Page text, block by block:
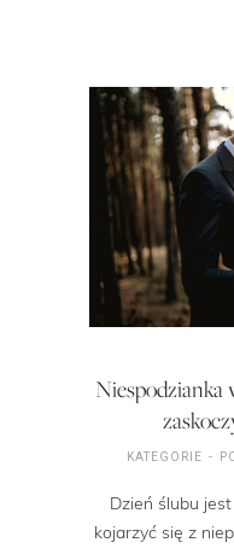
Niespodzianka
KATEGORIE
Dzień ślubu
kojarzyć się z